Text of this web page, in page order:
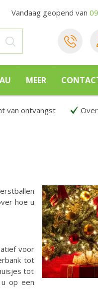
Vandaag geopend van
MEER
van ontvangst
hoe u
voor
tot
tot
op een